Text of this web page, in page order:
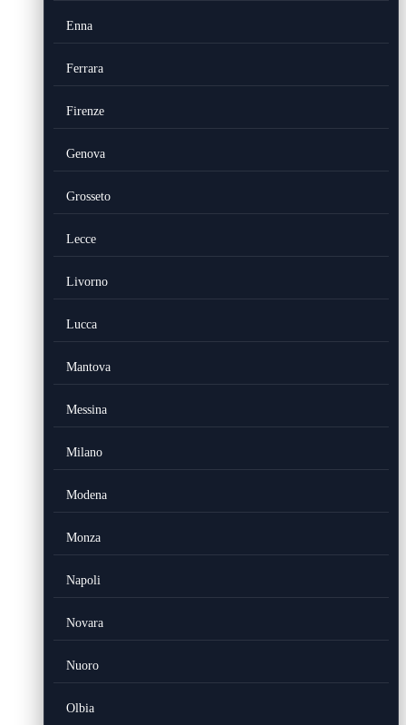
Enna
Ferrara
Firenze
Genova
Grosseto
Lecce
Livorno
Lucca
Mantova
Messina
Milano
Modena
Monza
Napoli
Novara
Nuoro
Olbia